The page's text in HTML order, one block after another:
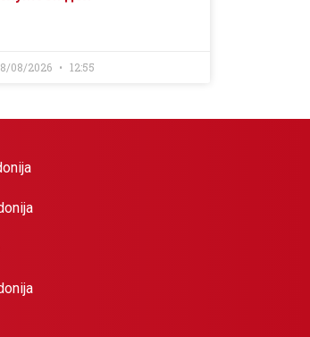
08/2026 12:55